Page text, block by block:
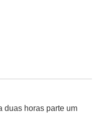
duas horas parte um